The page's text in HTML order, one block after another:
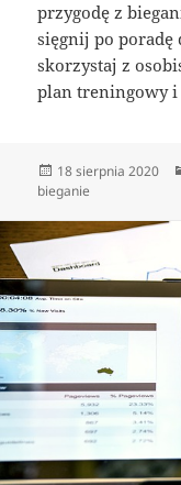
przygodę z
sięgnij po poradę
skorzystaj z
plan treningowy i
Data
publikacji
18 sierpnia 2020
bieganie